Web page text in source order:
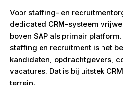
Voor staffing- en
dedicated CRM-systeem
boven SAP als primair
staffing en recruitment is het
kandidaten, opdrachtgevers,
vacatures. Dat is bij uitstek
terrein.